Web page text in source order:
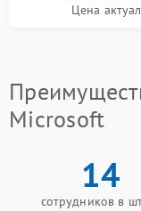
Цена
Microsoft
14
сотрудников в